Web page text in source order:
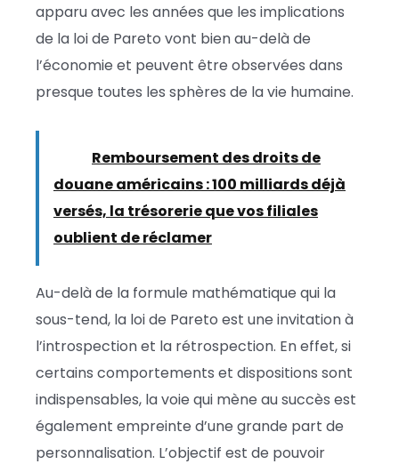
apparu avec les années que les implications
de la loi de Pareto vont bien au-delà de
l’économie et peuvent être observées dans
presque toutes les sphères de la vie humaine.
Remboursement des droits de
douane américains : 100 milliards déjà
versés, la trésorerie que vos filiales
oublient de réclamer
Au-delà de la formule mathématique qui la
sous-tend, la loi de Pareto est une invitation à
l’introspection et la rétrospection. En effet, si
certains comportements et dispositions sont
indispensables, la voie qui mène au succès est
également empreinte d’une grande part de
personnalisation. L’objectif est de pouvoir